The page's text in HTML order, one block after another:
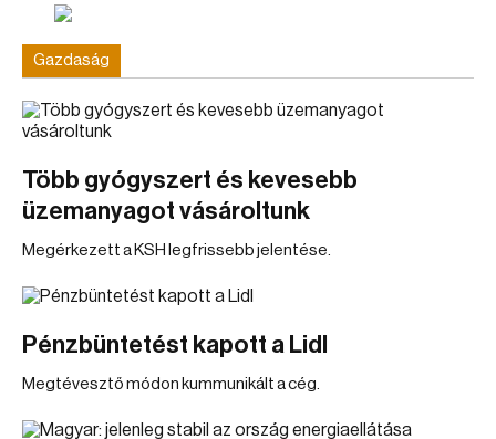
Gazdaság
Több gyógyszert és kevesebb
üzemanyagot vásároltunk
Megérkezett a KSH legfrissebb jelentése.
Pénzbüntetést kapott a Lidl
Megtévesztő módon kummunikált a cég.